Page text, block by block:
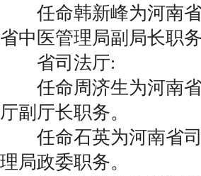
任命韩新峰为河南省
省中医管理局副局长职务
省司法厅:
任命周济生为河南省
厅副厅长职务。
任命石英为河南省司
理局政委职务。